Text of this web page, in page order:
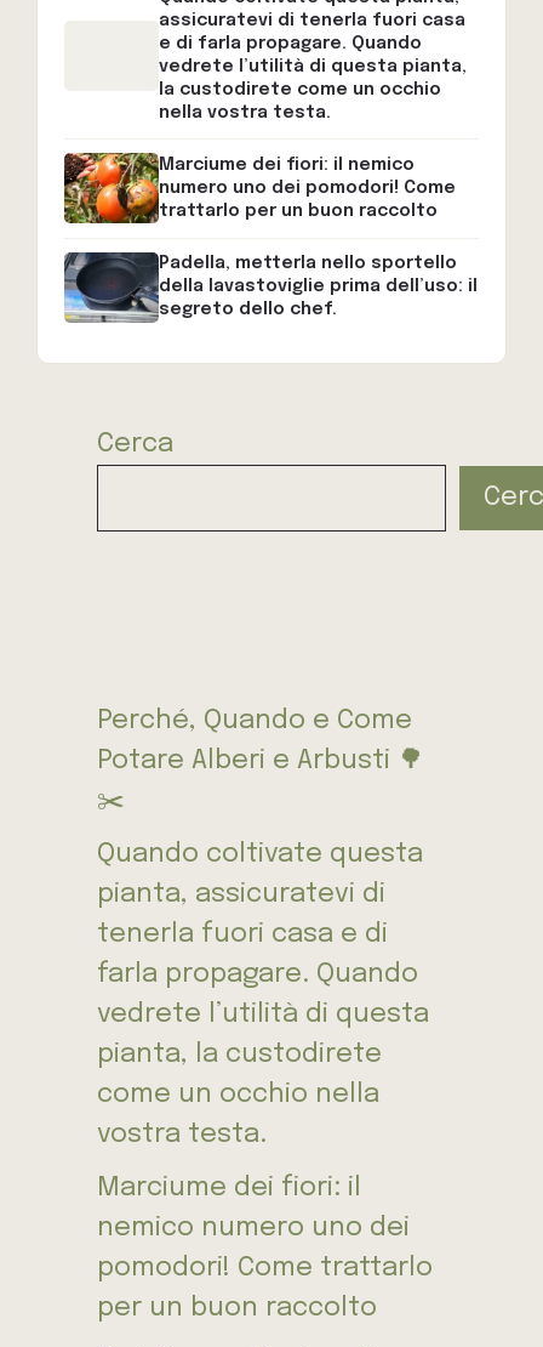
assicuratevi di tenerla fuori casa
e di farla propagare. Quando
vedrete l’utilità di questa pianta,
la custodirete come un occhio
nella vostra testa.
Marciume dei fiori: il nemico
numero uno dei pomodori! Come
trattarlo per un buon raccolto
Padella, metterla nello sportello
della lavastoviglie prima dell’uso: il
segreto dello chef.
Cerca
Perché, Quando e Come
Potare Alberi e Arbusti 🌳
✂️
Quando coltivate questa
pianta, assicuratevi di
tenerla fuori casa e di
farla propagare. Quando
vedrete l’utilità di questa
pianta, la custodirete
come un occhio nella
vostra testa.
Marciume dei fiori: il
nemico numero uno dei
pomodori! Come trattarlo
per un buon raccolto